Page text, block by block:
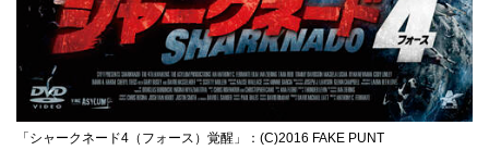
「シャークネード4（フォース）覚醒」：(C)2016 FAKE PUNT